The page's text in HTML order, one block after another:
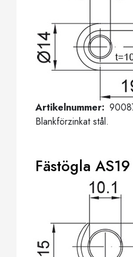
Artikelnummer
Blankförzinkat stål.
Fästögla AS19